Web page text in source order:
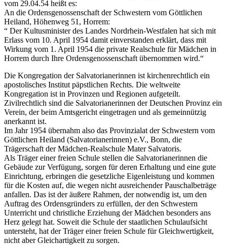
vom 29.04.54 heißt es:
An die Ordensgenossenschaft der Schwestern vom Göttlichen
Heiland, Höhenweg 51, Horrem:
“ Der Kultusminister des Landes Nordrhein-Westfalen hat sich mit
Erlass vom 10. April 1954 damit einverstanden erklärt, dass mit
Wirkung vom 1. April 1954 die private Realschule für Mädchen in
Horrem durch Ihre Ordensgenossenschaft übernommen wird.“
Die Kongregation der Salvatorianerinnen ist kirchenrechtlich ein
apostolisches Institut päpstlichen Rechts. Die weltweite
Kongregation ist in Provinzen und Regionen aufgeteilt.
Zivilrechtlich sind die Salvatorianerinnen der Deutschen Provinz ein
Verein, der beim Amtsgericht eingetragen und als gemeinnützig
anerkannt ist.
Im Jahr 1954 übernahm also das Provinzialat der Schwestern vom
Göttlichen Heiland (Salvatorianerinnen) e.V., Bonn, die
Trägerschaft der Mädchen-Realschule Mater Salvatoris.
Als Träger einer freien Schule stellen die Salvatorianerinnen die
Gebäude zur Verfügung, sorgen für deren Erhaltung und eine gute
Einrichtung, erbringen die gesetzliche Eigenleistung und kommen
für die Kosten auf, die wegen nicht ausreichender Pauschalbeträge
anfallen. Das ist der äußere Rahmen, der notwendig ist, um den
Auftrag des Ordensgründers zu erfüllen, der den Schwestern
Unterricht und christliche Erziehung der Mädchen besonders ans
Herz gelegt hat. Soweit die Schule der staatlichen Schulaufsicht
untersteht, hat der Träger einer freien Schule für Gleichwertigkeit,
nicht aber Gleichartigkeit zu sorgen.